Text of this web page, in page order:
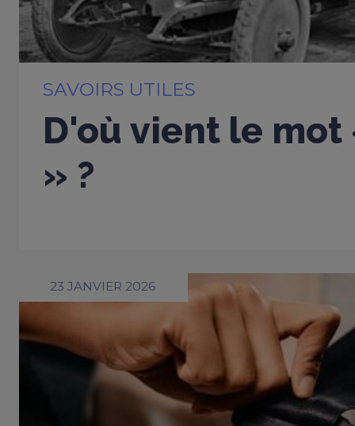
SAVOIRS UTILES
D'où vient le
» ?
23 JANVIER 2026